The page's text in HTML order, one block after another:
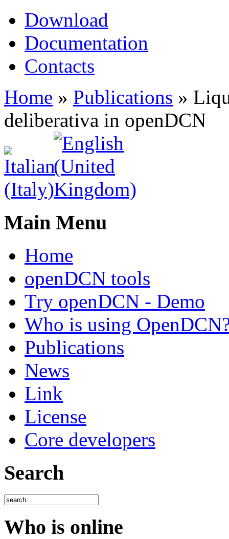
Download
Documentation
Contacts
Home » Publications »
deliberativa in openDCN
Main Menu
Home
openDCN tools
Try openDCN - Demo
Who is using
Publications
News
Link
License
Core developers
Search
Who is online